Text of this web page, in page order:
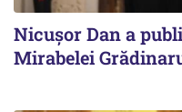
Nicuşor Dan a
Mirabelei